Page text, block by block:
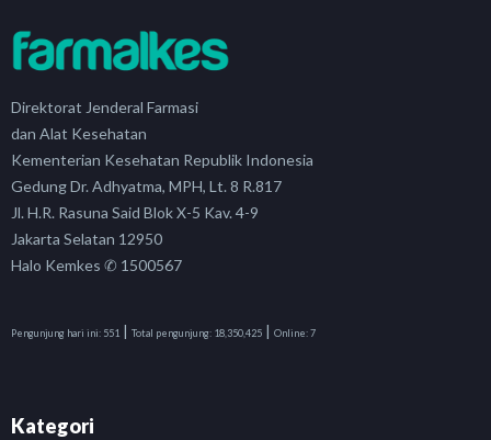
Direktorat Jenderal Farmasi
dan Alat Kesehatan
Kementerian Kesehatan Republik Indonesia
Gedung Dr. Adhyatma, MPH, Lt. 8 R.817
Jl. H.R. Rasuna Said Blok X-5 Kav. 4-9
Jakarta Selatan 12950
Halo Kemkes ✆ 1500567
Pengunjung hari ini: 551 | Total pengunjung: 18,350,425 | Online:7
Kategori